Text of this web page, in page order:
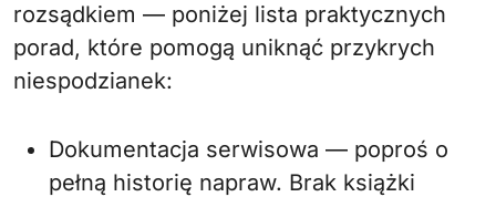
rozsądkiem — poniżej lista praktycznych
porad, które pomogą uniknąć przykrych
niespodzianek:
Dokumentacja serwisowa — poproś o
pełną historię napraw. Brak książki